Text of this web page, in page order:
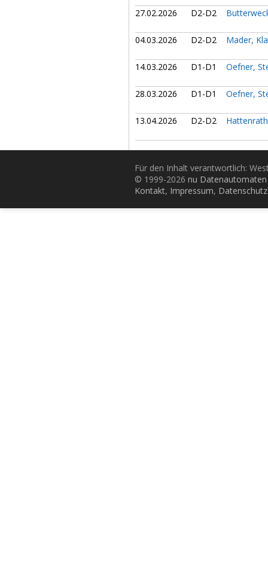
27.02.2026 D2-D2
04.03.2026 D2-D2 Mader,
14.03.2026 D1-D1 Oefner,
28.03.2026 D1-D1 Oefner,
13.04.2026 D2-D2
Für den Inhalt verantwortlich:
© 1999-2026 nu
Kontakt, Impressum, Datenschutz